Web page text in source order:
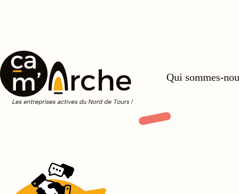
Qui sommes-